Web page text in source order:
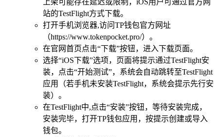
站的TestFlight方式下载。
打开手机浏览器,访问TP钱包官方网址
（https://www.tokenpocket.pro/）。
在官网首页点击“下载”按钮，进入下载页面。
选择“iOS下载”选项，页面将提示通过TestFlight安
装，点击“开始测试”，系统会自动跳转至TestFlight
应用（若手机未安装TestFlight，系统会提示先行安
装）。
在TestFlight中,点击“安装”按钮，等待安装完成，
安装完毕，打开TP钱包应用，按提示创建或导入
钱包。